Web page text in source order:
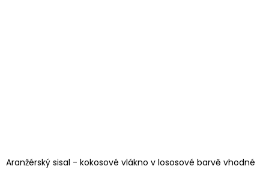
Aranžérský sisal - kokosové vlákno v lososové barvě vhodné